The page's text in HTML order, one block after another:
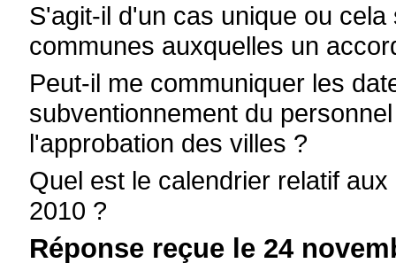
S'agit-il d'un cas unique ou
communes auxquelles un
Peut-il me communiquer les
subventionnement du
l'approbation des villes ?
Quel est le calendrier relatif
2010 ?
Réponse reçue le 24